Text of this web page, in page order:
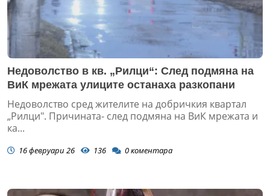
Недоволство в кв. „Рилци“: След подмяна на
ВиК мрежата улиците останаха разкопани
Недоволство сред жителите на добричкия квартал
„Рилци". Причината- след подмяна на ВиК мрежата и
ка...
16 февруари 26 136 0коментара